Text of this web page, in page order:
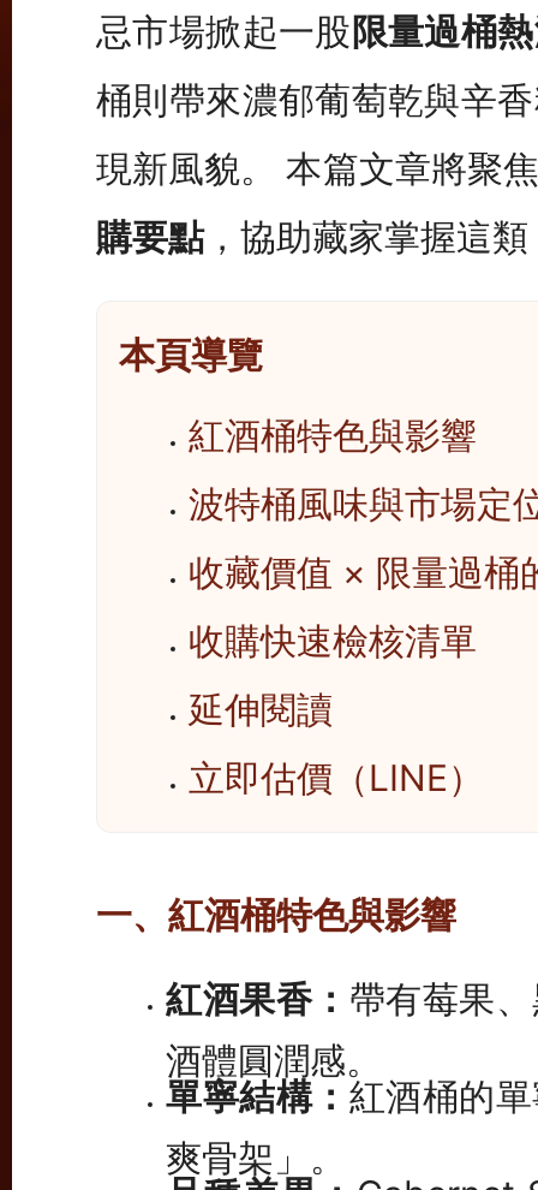
忌市場掀起一股限量過桶
桶則帶來濃郁葡萄乾與辛
現新風貌。 本篇文章將聚焦
購要點，協助藏家掌握這
本頁導覽
紅酒桶特色與影響
波特桶風味與市場定
收藏價值 × 限量過桶
收購快速檢核清單
延伸閱讀
立即估價（LINE）
一、紅酒桶特色與影響
紅酒果香： 帶有莓果
酒體圓潤感。
單寧結構： 紅酒桶的
爽骨架」。